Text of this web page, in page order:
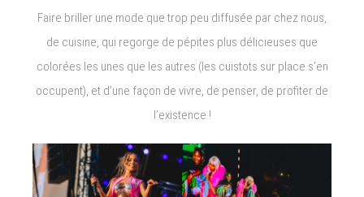
Faire briller une mode que trop peu diffusée par chez nous,
de cuisine, qui regorge de pépites plus délicieuses que
colorées les unes que les autres (les cuistots sur place s’en
occupent), et d’une façon de vivre, de penser, de profiter de
l’existence !